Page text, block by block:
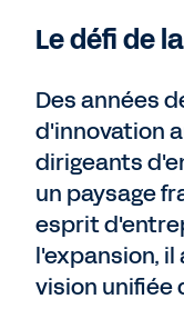
Le défi de
Des années
d'innovation
dirigeants
un paysage
esprit
l'expansion,
vision unifiée